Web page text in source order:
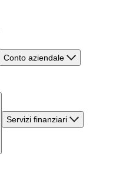
Conto aziendale
Servizi finanziari